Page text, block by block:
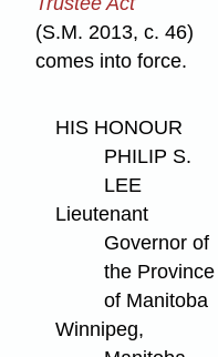
(S.M. 2013, c. 46)
comes into force.
HIS HONOUR
PHILIP S.
LEE
Lieutenant
Governor of
the Province
of Manitoba
Winnipeg,